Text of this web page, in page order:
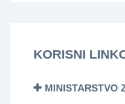
KORISNI
MINISTARSTVO